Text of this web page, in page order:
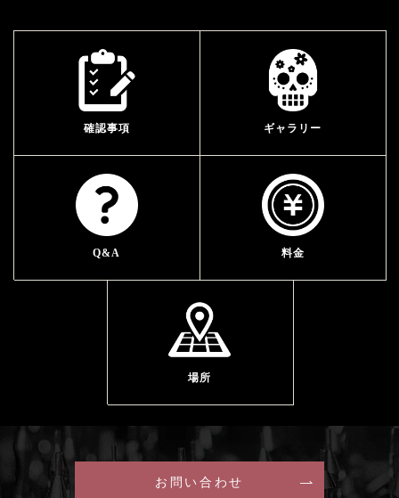
確認事項 ギャラリー
Q&A 料金
場所
お問い合わせ